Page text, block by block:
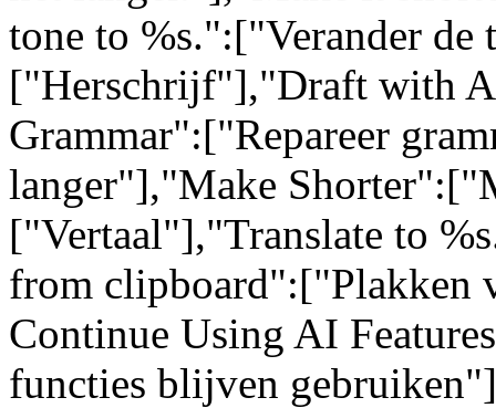
tone to %s.":["Verander de
["Herschrijf"],"Draft with
Grammar":["Repareer
langer"],"Make
["Vertaal"],"Translate to
from clipboard":["Plakken
Continue Using AI
functies blijven